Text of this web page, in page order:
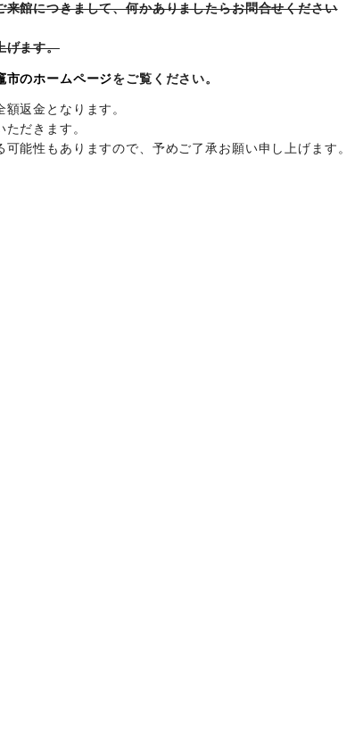
来館につきまして、何かありましたらお問合せください
げます。
市のホームページをご覧ください。
返金となります。
だきます。
能性もありますので、予めご了承お願い申し上げます。